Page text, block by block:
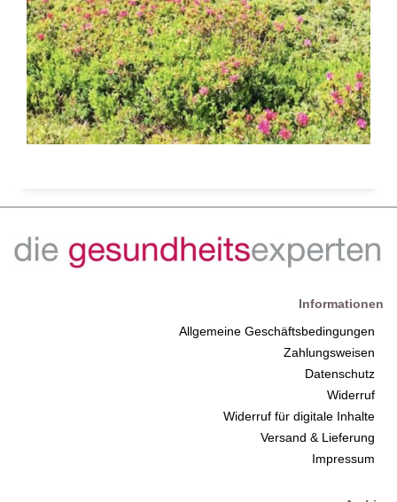
Informationen
Allgemeine Geschäftsbedingungen
Zahlungsweisen
Datenschutz
Widerruf
Widerruf für digitale Inhalte
Versand & Lieferung
Impressum